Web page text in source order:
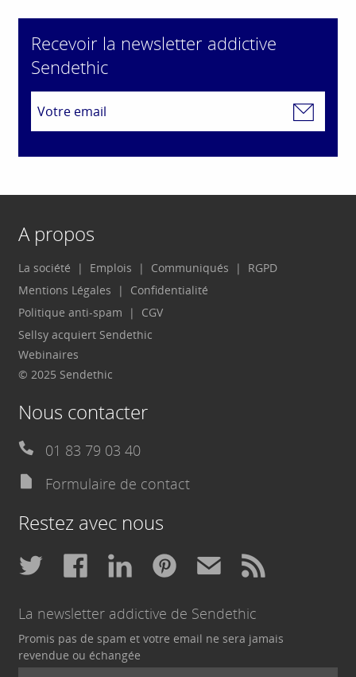
Recevoir la newsletter addictive
Sendethic
A propos
La société Emplois Communiqués
RGPD
Mentions Légales
Confidentialité
Politique anti-spam
CGV
Sellsy acquiert Sendethic
Webinaires
© 2025 Sendethic
Nous contacter
01 83 79 03 40
Formulaire de contact
Restez avec nous
La newsletter addictive de Sendethic
Promis pas de spam et votre email ne sera jamais
revendue ou échangée